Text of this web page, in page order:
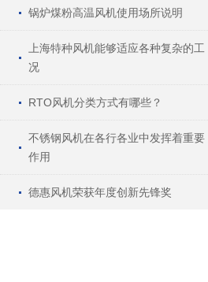
锅炉煤粉高温风机使用场所说明
上海特种风机能够适应各种复杂的工
况
RTO风机分类方式有哪些？
不锈钢风机在各行各业中发挥着重要
作用
德惠风机荣获年度创新先锋奖